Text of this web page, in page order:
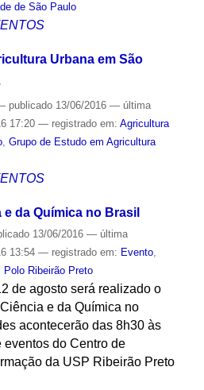
de São Paulo
Urbana em São
publicado13/06/2016 — última
17:20 — registrado em: Agricultura
, Grupo de Estudo em Agricultura
da Química no Brasil
13/06/2016 — última
13:54 — registrado em: Evento,
Polo Ribeirão Preto
de agosto será realizado o
e da Química no
acontecerão das 8h30 às
eventos do Centro de
da USP Ribeirão Preto